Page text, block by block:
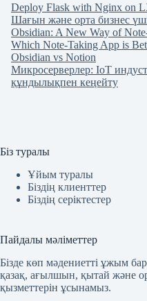
Deploy Flask with Nginx on
Шағын және орта бизнес
Obsidian: A New Way of
Which Note-Taking App is
Obsidian vs Notion
Микросерверлер: IoT
құндылықпен кеңейту
Біз туралы
Ұйым туралы
Біздің клиенттер
Біздің серіктестер
Пайдалы мәліметтер
Бізде көп мәдениетті ұжым
қазақ, ағылшын, қытай және
қызметтерін ұсынамыз.